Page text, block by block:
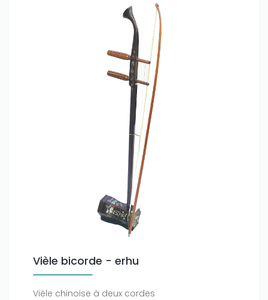
Vièle bicorde - erhu
Vièle chinoise à deux cordes
if you really want to win a huge